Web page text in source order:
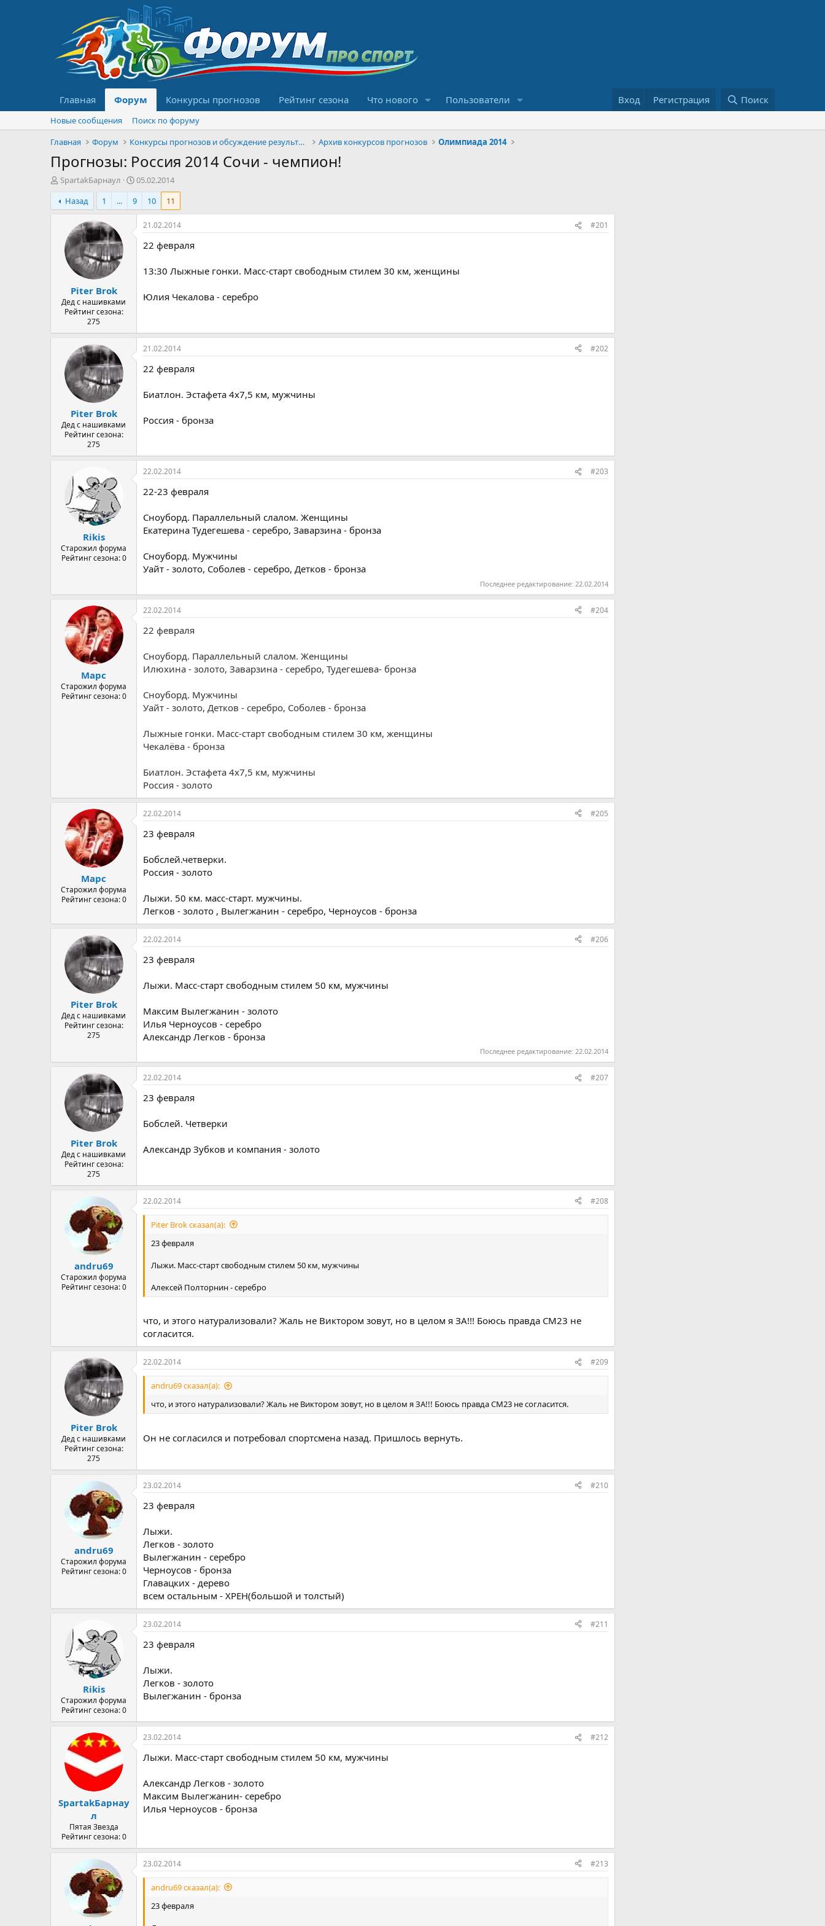
Главная Форум Конкурсы прогнозов Рейтинг сезона Что нового Пользователи Вход Регистрация Поиск
Новые сообщения
Поиск по форуму
Главная
Форум Конкурсы прогнозов и обсуждение результатов Архив конкурсов прогнозов Олимпиада 2014
Прогнозы: Россия 2014 Сочи - чемпион!
А
в
т
о
м
SpartakБарнаул
Д
а
т
а
а
05.02.2014
Назад
1 ... 9 10 11
Piter Brok
Дед с нашивками
Рейтинг сезона:
275
21.02.2014 #201
22 февраля
13:30 Лыжные гонки. Масс-старт свободным стилем 30 км, женщины
Юлия Чекалова - серебро
Piter Brok
Дед с нашивками
Рейтинг сезона:
275
21.02.2014 #202
22 февраля
Биатлон. Эстафета 4х7,5 км, мужчины
Россия - бронза
Rikis
Старожил форума
Рейтинг сезона: 0
22.02.2014 #203
22-23 февраля
Сноуборд. Параллельный слалом. Женщины
Екатерина Тудегешева - серебро, Заварзина - бронза
Сноуборд. Мужчины
Уайт - золото, Соболев - серебро, Детков - бронза
Последнее редактирование: 22.02.2014
Марс
Старожил форума
Рейтинг сезона: 0
22.02.2014 #204
22 февраля
Сноуборд. Параллельный слалом. Женщины
Илюхина - золото, Заварзина - серебро, Тудегешева- бронза
Сноуборд. Мужчины
Уайт - золото, Детков - серебро, Соболев - бронза
Лыжные гонки. Масс-старт свободным стилем 30 км, женщины
Чекалёва - бронза
Биатлон. Эстафета 4х7,5 км, мужчины
Россия - золото
Марс
Старожил форума
Рейтинг сезона: 0
22.02.2014 #205
23 февраля
Бобслей.четверки.
Россия - золото
Лыжи. 50 км. масс-старт. мужчины.
Легков - золото , Вылегжанин - серебро, Черноусов - бронза
Piter Brok
Дед с нашивками
Рейтинг сезона:
275
22.02.2014 #206
23 февраля
Лыжи. Масс-старт свободным стилем 50 км, мужчины
Максим Вылегжанин - золото
Илья Черноусов - серебро
Александр Легков - бронза
Последнее редактирование: 22.02.2014
Piter Brok
Дед с нашивками
Рейтинг сезона:
275
22.02.2014 #207
23 февраля
Бобслей. Четверки
Александр Зубков и компания - золото
andru69
Старожил форума
Рейтинг сезона: 0
22.02.2014 #208
Piter Brok сказал(а):
23 февраля
Лыжи. Масс-старт свободным стилем 50 км, мужчины
Алексей Полторнин - серебро
что, и этого натурализовали? Жаль не Виктором зовут, но в целом я ЗА!!! Боюсь правда СМ23 не
согласится.
Piter Brok
Дед с нашивками
Рейтинг сезона:
275
22.02.2014 #209
andru69 сказал(а):
что, и этого натурализовали? Жаль не Виктором зовут, но в целом я ЗА!!! Боюсь правда СМ23 не согласится.
Он не согласился и потребовал спортсмена назад. Пришлось вернуть.
andru69
Старожил форума
Рейтинг сезона: 0
23.02.2014 #210
23 февраля
Лыжи.
Легков - золото
Вылегжанин - серебро
Черноусов - бронза
Главацких - дерево
всем остальным - ХРЕН(большой и толстый)
Rikis
Старожил форума
Рейтинг сезона: 0
23.02.2014 #211
23 февраля
Лыжи.
Легков - золото
Вылегжанин - бронза
SpartakБарнау
л
Пятая Звезда
Рейтинг сезона: 0
23.02.2014 #212
Лыжи. Масс-старт свободным стилем 50 км, мужчины
Александр Легков - золото
Максим Вылегжанин- серебро
Илья Черноусов - бронза
23.02.2014 #213
andru69 сказал(а):
23 февраля